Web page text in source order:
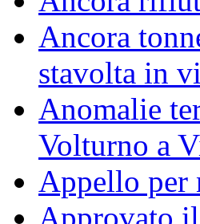
Ancora
stavolta in
Anomalie
Volturno a
Appello per